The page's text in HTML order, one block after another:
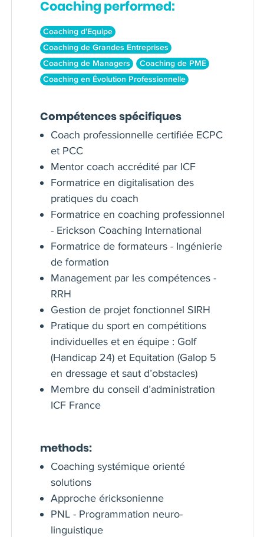
Coaching performed:
Coaching d’Equipe
Coaching de Grandes Entreprises
Coaching de Managers
Coaching de PME
Coaching en Évolution Professionnelle
Compétences spécifiques
Coach professionnelle certifiée ECPC
et PCC
Mentor coach accrédité par ICF
Formatrice en digitalisation des
pratiques du coach
Formatrice en coaching professionnel
- Erickson Coaching International
Formatrice de formateurs - Ingénierie
de formation
Management par les compétences -
RRH
Gestion de projet fonctionnel SIRH
Pratique du sport en compétitions
individuelles et en équipe : Golf
(Handicap 24) et Equitation (Galop 5
en dressage et saut d’obstacles)
Membre du conseil d’administration
ICF France
methods:
Coaching systémique orienté
solutions
Approche éricksonienne
PNL - Programmation neuro-
linguistique